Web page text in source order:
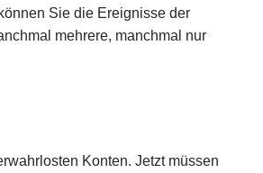
Sie die Ereignisse der
mehrere, manchmal nur
Konten. Jetzt müssen